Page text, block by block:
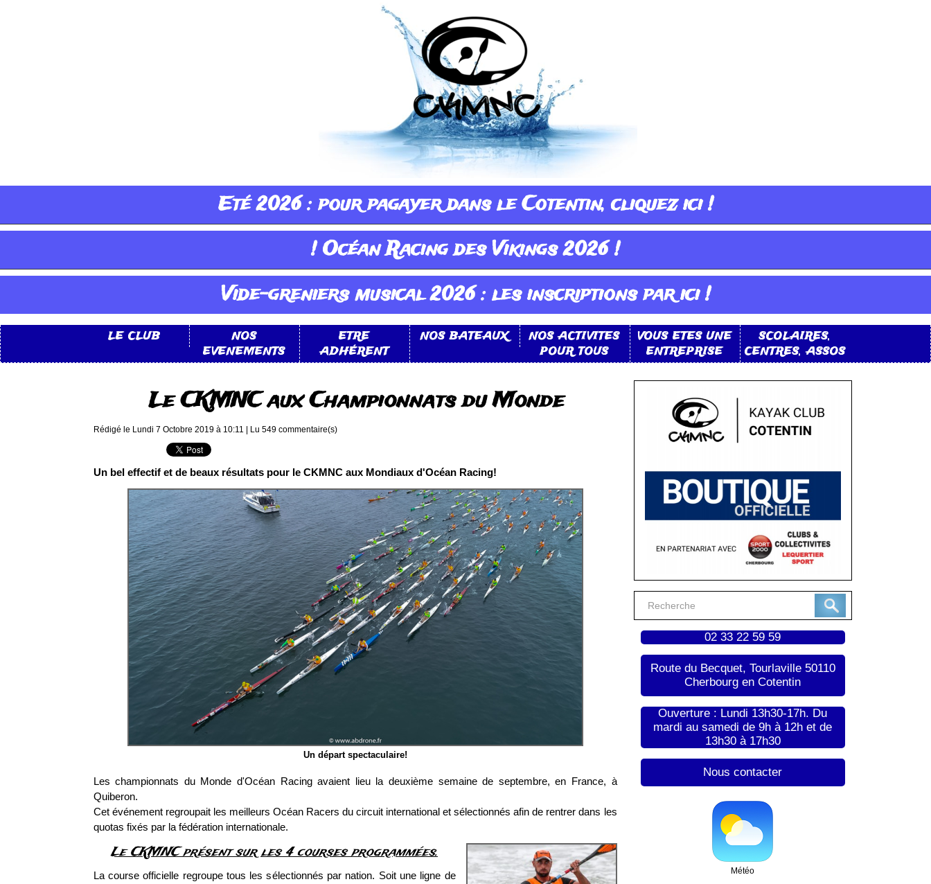
Eté 2026 : pour pagayer dans le Cotentin, cliquez ici !
! Océan Racing des Vikings 2026 !
Vide-greniers musical 2026 : les inscriptions par ici !
LE CLUB
NOS
EVENEMENTS
ETRE
ADHÉRENT
NOS BATEAUX
NOS ACTIVITES
POUR TOUS
VOUS ETES UNE
ENTREPRISE
SCOLAIRES,
CENTRES, ASSOS
Le CKMNC aux Championnats du Monde
Rédigé le Lundi 7 Octobre 2019 à 10:11 | Lu 549 commentaire(s)
Un bel effectif et de beaux résultats pour le CKMNC aux Mondiaux d'Océan Racing!
Un départ spectaculaire!
Les championnats du Monde d'Océan Racing avaient lieu la deuxième semaine de septembre, en France, à
Quiberon.
Cet événement regroupait les meilleurs Océan Racers du circuit international et sélectionnés afin de rentrer dans les
quotas fixés par la fédération internationale.
Le CKMNC présent sur les 4 courses programmées.
La course officielle regroupe tous les sélectionnés par nation. Soit une ligne de
02 33 22 59 59
Route du Becquet, Tourlaville 50110
Cherbourg en Cotentin
Ouverture : Lundi 13h30-17h. Du
mardi au samedi de 9h à 12h et de
13h30 à 17h30
Nous contacter
Météo